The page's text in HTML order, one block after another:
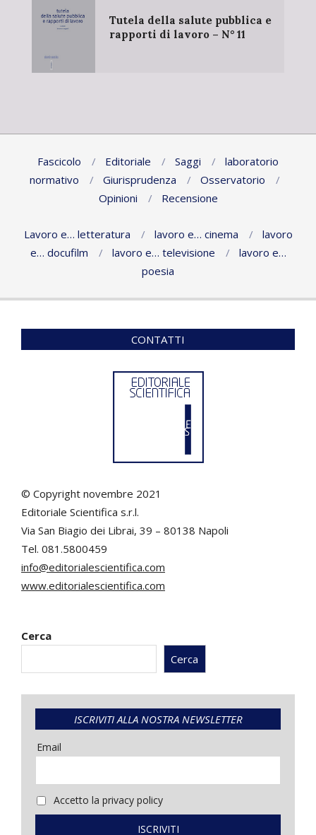
Tutela della salute pubblica e
rapporti di lavoro – N° 11
Fascicolo Editoriale Saggi
laboratorio
normativo
Giurisprudenza
Osservatorio
Opinioni
Recensione
Lavoro e… letteratura lavoro e… cinema
lavoro
e… docufilm
lavoro e… televisione
lavoro e…
poesia
CONTATTI
© Copyright novembre 2021
Editoriale Scientifica s.r.l.
Via San Biagio dei Librai, 39 – 80138 Napoli
Tel. 081.5800459
info@editorialescientifica.com
www.editorialescientifica.com
Cerca
Cerca
ISCRIVITI ALLA NOSTRA NEWSLETTER
Email
Accetto la privacy policy